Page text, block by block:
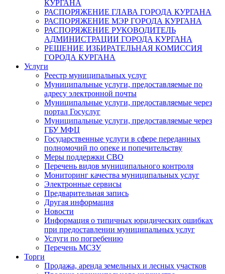
КУРГАНА
РАСПОРЯЖЕНИЕ ГЛАВА ГОРОДА КУРГАНА
РАСПОРЯЖЕНИЕ МЭР ГОРОДА КУРГАНА
РАСПОРЯЖЕНИЕ РУКОВОДИТЕЛЬ
АДМИНИСТРАЦИИ ГОРОДА КУРГАНА
РЕШЕНИЕ ИЗБИРАТЕЛЬНАЯ КОМИССИЯ
ГОРОДА КУРГАНА
Услуги
Реестр муниципальных услуг
Муниципальные услуги, предоставляемые по
адресу электронной почты
Муниципальные услуги, предоставляемые через
портал Госуслуг
Муниципальные услуги, предоставляемые через
ГБУ МФЦ
Государственные услуги в сфере переданных
полномочий по опеке и попечительству
Меры поддержки СВО
Перечень видов муниципального контроля
Мониторинг качества муниципальных услуг
Электронные сервисы
Предварительная запись
Другая информация
Новости
Информация о типичных юридических ошибках
при предоставлении муниципальных услуг
Услуги по погребению
Перечень МСЗУ
Торги
Продажа, аренда земельных и лесных участков